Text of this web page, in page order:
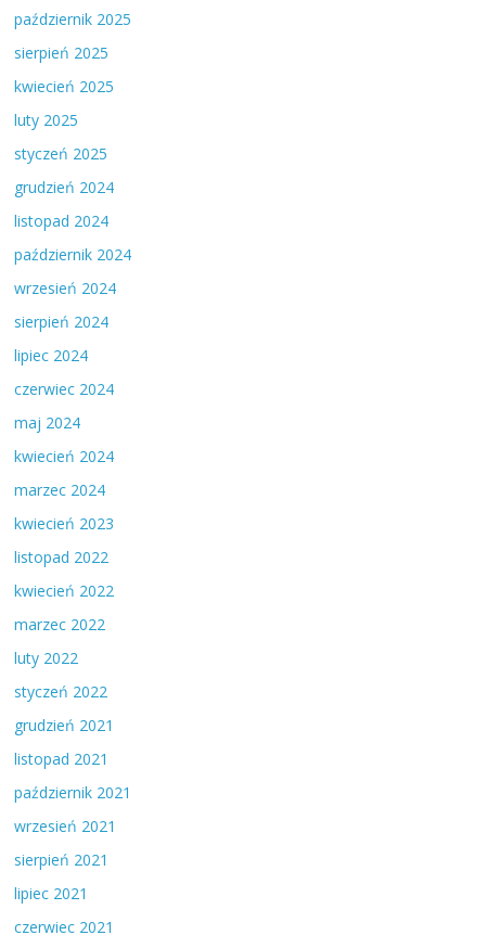
październik 2025
sierpień 2025
kwiecień 2025
luty 2025
styczeń 2025
grudzień 2024
listopad 2024
październik 2024
wrzesień 2024
sierpień 2024
lipiec 2024
czerwiec 2024
maj 2024
kwiecień 2024
marzec 2024
kwiecień 2023
listopad 2022
kwiecień 2022
marzec 2022
luty 2022
styczeń 2022
grudzień 2021
listopad 2021
październik 2021
wrzesień 2021
sierpień 2021
lipiec 2021
czerwiec 2021